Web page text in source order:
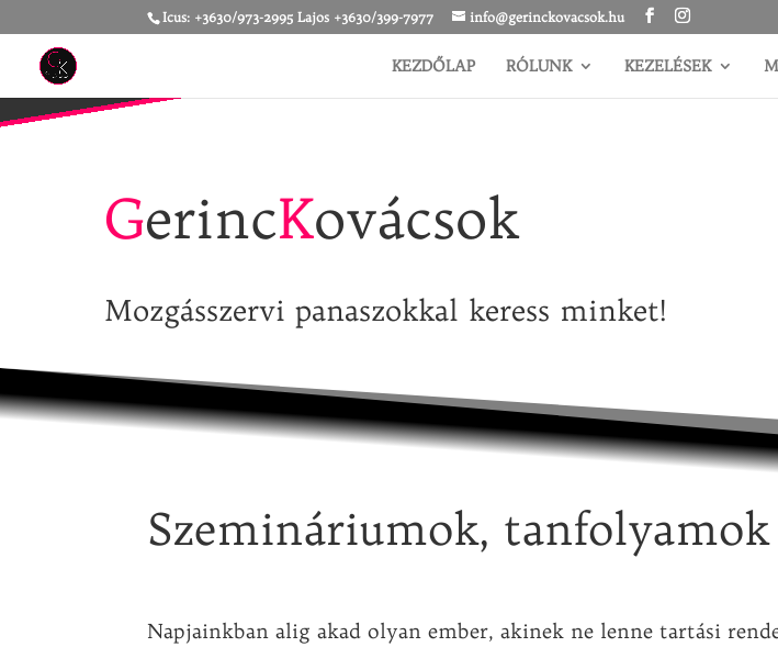
Icus: +3630/973-2995 Lajos +3630/399-7977 info@gerinckovacsok.hu
KEZDŐLAP RÓLUNK KEZELÉSEK
GerincKovácsok
Mozgásszervi panaszokkal keress minket!
Szemináriumok, tanfolyamok
Napjainkban alig akad olyan ember, akinek ne lenne tartási